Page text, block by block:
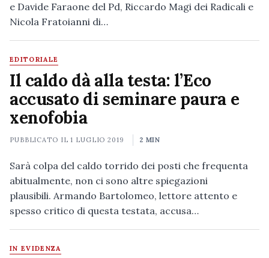
e Davide Faraone del Pd, Riccardo Magi dei Radicali e
Nicola Fratoianni di…
EDITORIALE
Il caldo dà alla testa: l’Eco
accusato di seminare paura e
xenofobia
PUBBLICATO IL1 LUGLIO 2019 2 MIN
Sarà colpa del caldo torrido dei posti che frequenta
abitualmente, non ci sono altre spiegazioni
plausibili. Armando Bartolomeo, lettore attento e
spesso critico di questa testata, accusa…
IN EVIDENZA